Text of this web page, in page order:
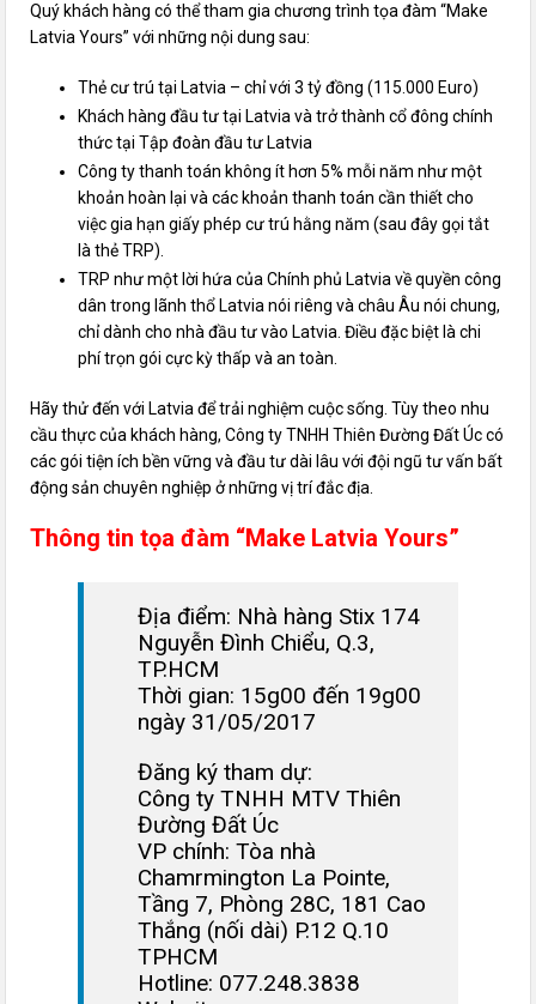
Quý khách hàng có thể tham gia chương trình tọa đàm “Make
Latvia Yours” với những nội dung sau:
Thẻ cư trú tại Latvia – chỉ với 3 tỷ đồng (115.000 Euro)
Khách hàng đầu tư tại Latvia và trở thành cổ đông chính
thức tại Tập đoàn đầu tư Latvia
Công ty thanh toán không ít hơn 5% mỗi năm như một
khoản hoàn lại và các khoản thanh toán cần thiết cho
việc gia hạn giấy phép cư trú hằng năm (sau đây gọi tắt
là thẻ TRP).
TRP như một lời hứa của Chính phủ Latvia về quyền công
dân trong lãnh thổ Latvia nói riêng và châu Âu nói chung,
chỉ dành cho nhà đầu tư vào Latvia. Điều đặc biệt là chi
phí trọn gói cực kỳ thấp và an toàn.
Hãy thử đến với Latvia để trải nghiệm cuộc sống. Tùy theo nhu
cầu thực của khách hàng, Công ty TNHH Thiên Đường Đất Úc có
các gói tiện ích bền vững và đầu tư dài lâu với đội ngũ tư vấn bất
động sản chuyên nghiệp ở những vị trí đắc địa.
Thông tin tọa đàm “Make Latvia Yours”
Địa điểm: Nhà hàng Stix 174
Nguyễn Đình Chiểu, Q.3,
TP.HCM
Thời gian: 15g00 đến 19g00
ngày 31/05/2017
Đăng ký tham dự:
Công ty TNHH MTV Thiên
Đường Đất Úc
VP chính: Tòa nhà
Chamrmington La Pointe,
Tầng 7, Phòng 28C, 181 Cao
Thắng (nối dài) P.12 Q.10
TPHCM
Hotline: 077.248.3838